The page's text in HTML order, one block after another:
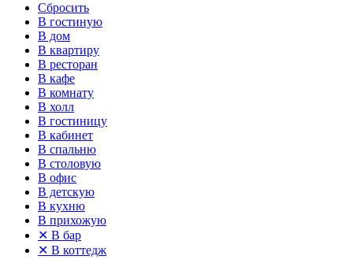
Сбросить
В гостиную
В дом
В квартиру
В ресторан
В кафе
В комнату
В холл
В гостиницу
В кабинет
В спальню
В столовую
В офис
В детскую
В кухню
В прихожую
✕ В бар
✕ В коттедж